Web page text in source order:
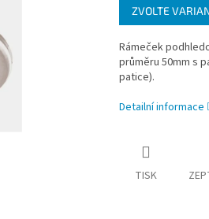
cena:
ZVOLTE
Rámeček
průměru 50mm s
patice).
Detailní informace
TISK